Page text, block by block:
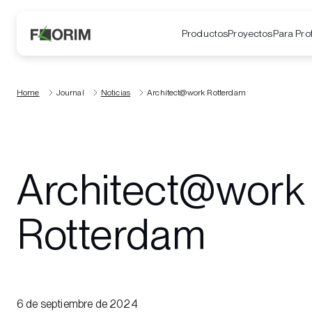
ProductosProyectosPara
Home Journal Noticias Architect@work Rotterdam
Architect@work
Rotterdam
6 de septiembre de 2024